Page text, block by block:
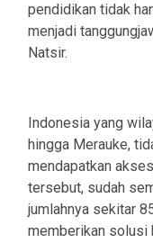
pendidikan tidak
menjadi
Natsir.
Indonesia yang
hingga Merauke,
mendapatkan
tersebut, sudah
jumlahnya sekitar
memberikan solusi